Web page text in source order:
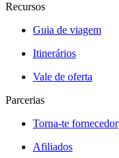
Recursos
Guia de viagem
Itinerários
Vale de oferta
Parcerias
Torna-te fornecedor
Afiliados